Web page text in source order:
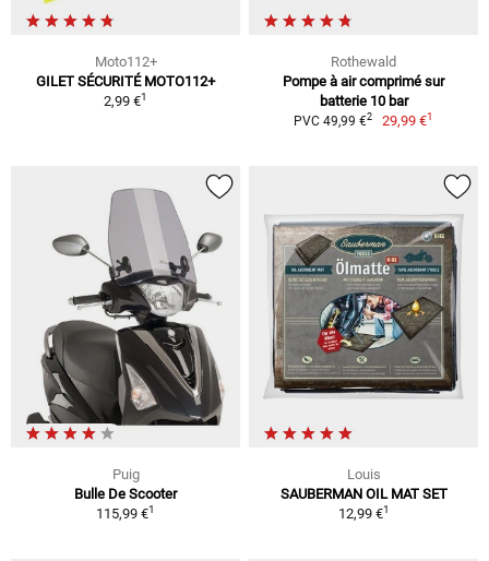
Moto112+
GILET SÉCURITÉ MOTO112+
2,99 €1
Rothewald
Pompe à air comprimé sur
batterie 10 bar
PVC 49,99 €2 29,99 €1
Puig
Bulle De Scooter
115,99 €1
Louis
SAUBERMAN OIL MAT SET
12,99 €1